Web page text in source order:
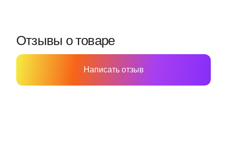
Отзывы о товаре
Написать отзыв